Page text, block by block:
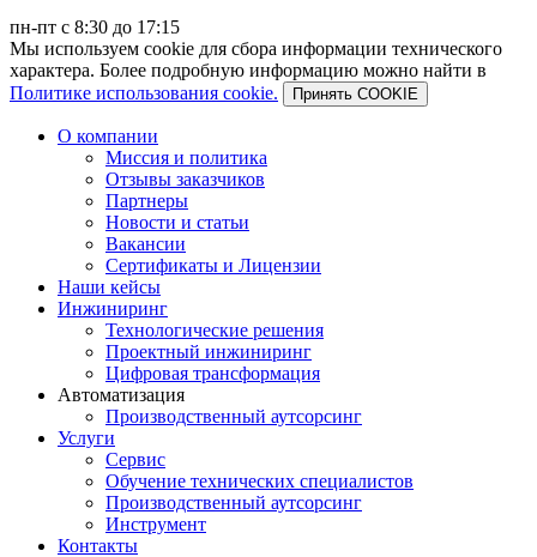
пн-пт с 8:30 до 17:15
Мы используем cookie для сбора информации технического
характера. Более подробную информацию можно найти в
Политике использования cookie.
Принять COOKIE
О компании
Миссия и политика
Отзывы заказчиков
Партнеры
Новости и статьи
Вакансии
Сертификаты и Лицензии
Наши кейсы
Инжиниринг
Технологические решения
Проектный инжиниринг
Цифровая трансформация
Автоматизация
Производственный аутсорсинг
Услуги
Сервис
Обучение технических специалистов
Производственный аутсорсинг
Инструмент
Контакты